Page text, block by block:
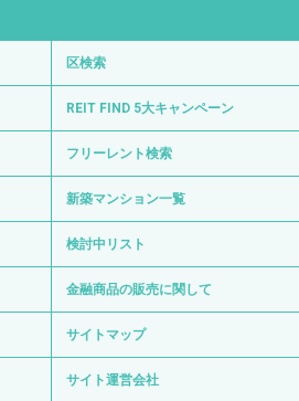
区検索
REIT FIND 5大キャンペーン
フリーレント検索
新築マンション一覧
検討中リスト
金融商品の販売に関して
サイトマップ
サイト運営会社